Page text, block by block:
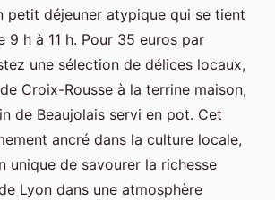
petit déjeuner atypique qui se tient
9 h à 11 h. Pour 35 euros par
une sélection de délices locaux,
Croix-Rousse à la terrine maison,
de Beaujolais servi en pot. Cet
ancré dans la culture locale,
unique de savourer la richesse
Lyon dans une atmosphère